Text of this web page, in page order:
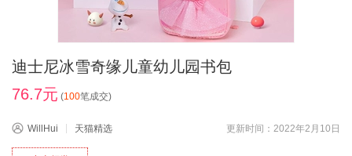
迪士尼冰雪奇缘儿童幼儿园书包
76.7元 (100笔成交)
WillHui 天猫精选 更新时间：2022年2月10日